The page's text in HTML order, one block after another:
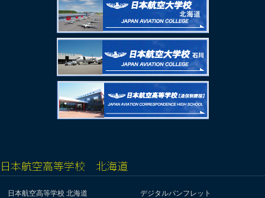
日本航空高等学校 北海道
日本航空高等学校 北海道 デジタルパンフレット